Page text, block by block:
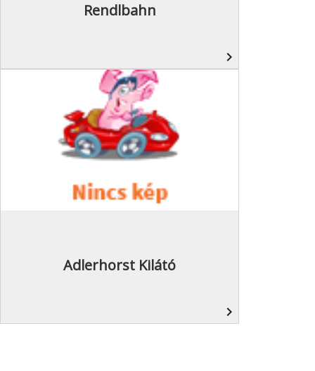
Rendlbahn
navigate_next
Adlerhorst Kilátó
navigate_next